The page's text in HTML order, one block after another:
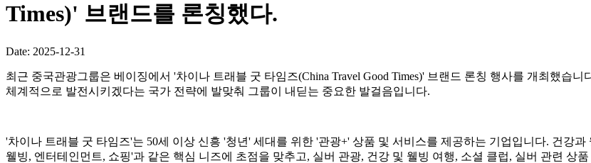
Times)' 브랜드를 론칭했다.
Date: 2025-12-31
최근 중국관광그룹은 베이징에서 '차이나 트래블 굿 타임즈(China Travel Good Times)' 브랜드 론칭 행사를 개최했습
체계적으로 발전시키겠다는 국가 전략에 발맞춰 그룹이 내딛는 중요한 발걸음입니다.
'차이나 트래블 굿 타임즈'는 50세 이상 신흥 '청년' 세대를 위한 '관광+' 상품 및 서비스를 제공하는 기업입니다. 건강
웰빙, 엔터테인먼트, 쇼핑'과 같은 핵심 니즈에 초점을 맞추고, 실버 관광, 건강 및 웰빙 여행, 소셜 클럽, 실버 관련 상